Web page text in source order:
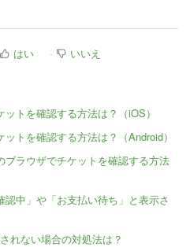
はい いいえ
トを確認する方法は？（iOS）
トを確認する方法は？（Android）
ラウザでチケットを確認する方法
中」や「お支払い待ち」と表示さ
れない場合の対処法は？